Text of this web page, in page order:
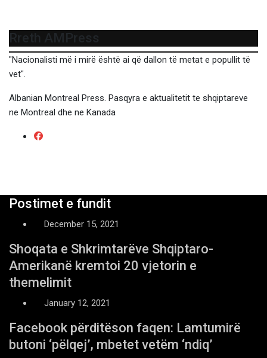
Rreth AMPress
"Nacionalisti më i mirë është ai që dallon të metat e popullit të
vet".
Albanian Montreal Press. Pasqyra e aktualitetit te shqiptareve
ne Montreal dhe ne Kanada
Postimet e fundit
December 15, 2021
Shoqata e Shkrimtarëve Shqiptaro-
Amerikanë kremtoi 20 vjetorin e
themelimit
January 12, 2021
Facebook përditëson faqen: Lamtumirë
butoni ‘pëlqej’, mbetet vetëm ‘ndiq’